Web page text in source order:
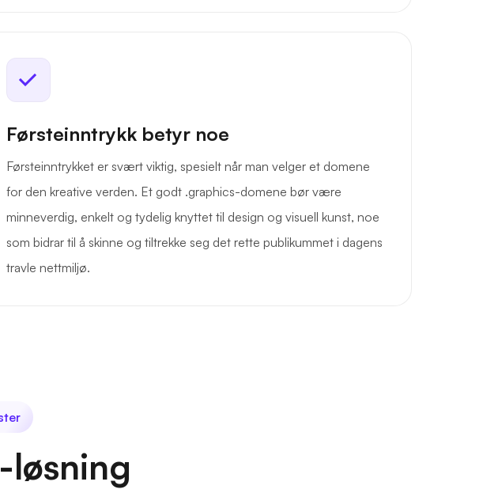
Førsteinntrykk betyr noe
Førsteinntrykket er svært viktig, spesielt når man velger et domene
for den kreative verden. Et godt .graphics-domene bør være
minneverdig, enkelt og tydelig knyttet til design og visuell kunst, noe
som bidrar til å skinne og tiltrekke seg det rette publikummet i dagens
travle nettmiljø.